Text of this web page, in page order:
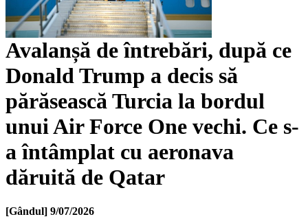
Avalanșă de întrebări, după ce
Donald Trump a decis să
părăsească Turcia la bordul
unui Air Force One vechi. Ce s-
a întâmplat cu aeronava
dăruită de Qatar
[Gândul] 9/07/2026